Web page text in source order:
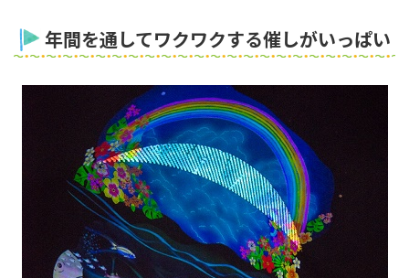
年間を通してワクワクする催しがいっぱい